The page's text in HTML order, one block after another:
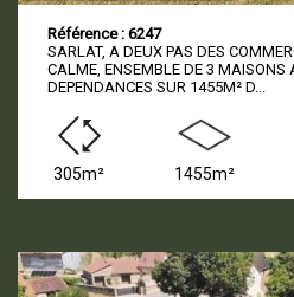
Référence : 6247
SARLAT, A DEUX PAS DES
CALME, ENSEMBLE DE 3 MAISONS
DEPENDANCES SUR 1455M² D...
305m² 1455m²